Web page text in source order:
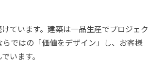
ています。建築は一品生産でプロジェク
ではの「価値をデザイン」し、お客様
います。